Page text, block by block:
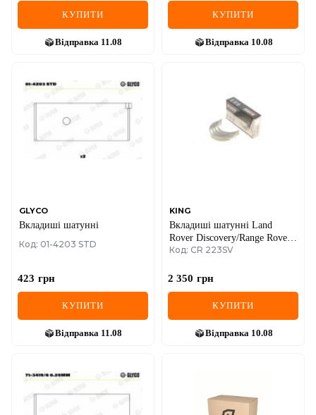
КУПИТИ
Відправка 11.08
КУПИТИ
Відправка 10.08
GLYCO
Вкладиші шатунні
Код: 01-4203 STD
423 грн
КУПИТИ
Відправка 11.08
KING
Вкладиші шатунні Land
Rover Discovery/Range Rover
III/IV/Sport/Velar
Код: CR 223SV
2 350 грн
КУПИТИ
Відправка 10.08